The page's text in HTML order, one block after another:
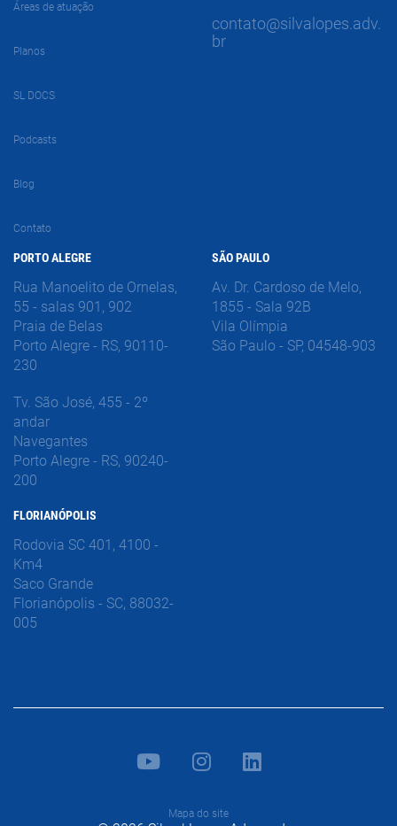
Áreas de atuação
Planos
SL DOCS
Podcasts
Blog
Contato
contato@silvalopes.adv.
br
PORTO ALEGRE
Rua Manoelito de Ornelas,
55 - salas 901, 902
Praia de Belas
Porto Alegre - RS, 90110-
230
Tv. São José, 455 - 2º
andar
Navegantes
Porto Alegre - RS, 90240-
200
FLORIANÓPOLIS
Rodovia SC 401, 4100 -
Km4
Saco Grande
Florianópolis - SC, 88032-
005
SÃO PAULO
Av. Dr. Cardoso de Melo,
1855 - Sala 92B
Vila Olímpia
São Paulo - SP, 04548-903
Mapa do site